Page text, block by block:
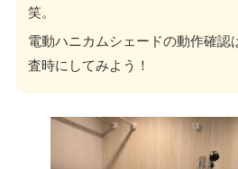
笑。
電動ハニカムシェードの動作確認
査時にしてみよう！